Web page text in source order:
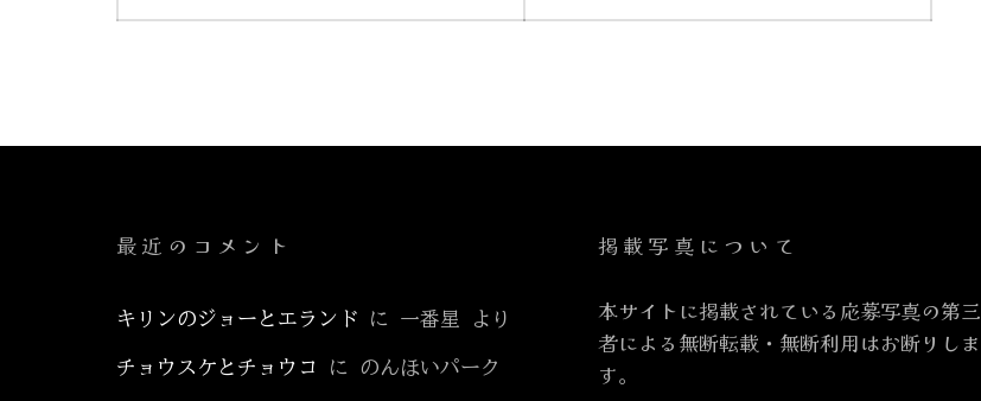
ナ
ゲ
シ
ョ
ン
最近のコメント
キリンのジョーとエランド に 一番星 より
チョウスケとチョウコ に のんほいパーク
掲載写真について
本サイトに掲載されている応募写真の第三
者による無断転載・無断利用はお断りしま
す。